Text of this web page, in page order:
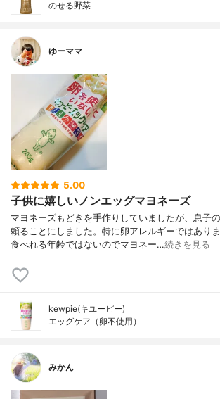
のせる野菜
ゆーママ
5.00
子供に嬉しいノンエッグマヨネーズ
マヨネーズもどきを手作りしていましたが、息子
頼ることにしました。特に卵アレルギーではあり
食べれる年齢ではないのでマヨネー…続きを見る
kewpie(キユーピー)
エッグケア（卵不使用）
みかん